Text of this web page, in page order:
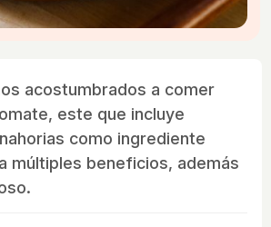
acostumbrados a comer
este que incluye
como ingrediente
múltiples beneficios, además